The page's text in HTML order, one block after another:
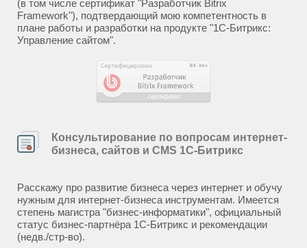
(в том числе сертификат "Разработчик Bitrix
Framework"), подтвердающий мою компетентность в
плане работы и разработки на продукте "1С-Битрикс:
Управление сайтом".
Консультирование по вопросам интернет-
бизнеса, сайтов и CMS 1С-Битрикс
Расскажу про развитие бизнеса через интернет и обучу
нужным для интернет-бизнеса инструментам. Имеется
степень магистра "бизнес-информатики", официальный
статус бизнес-партнёра 1С-Битрикс и рекомендации
(недв./стр-во).